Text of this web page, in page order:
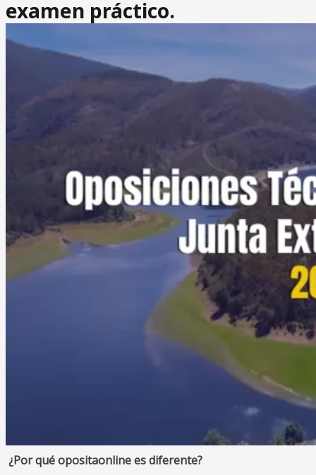
examen práctico.
¿Por qué opositaonline es diferente?